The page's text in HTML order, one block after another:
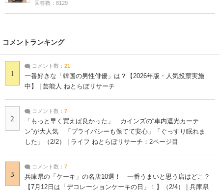
回答数：8129
コメントランキング
1
コメント数： 21
一番好きな「韓国の男性俳優」は？【2026年版・人気投票実施
中】 | 芸能人 ねとらぼリサーチ
2
コメント数： 7
「もっと早く買えば良かった」 カインズの“車内遮光カーテ
ン”が大人気 「プライバシーも保てて安心」「ぐっすり眠れま
した」（2/2） | ライフ ねとらぼリサーチ：2ページ目
3
コメント数： 7
兵庫県の「ケーキ」の名店10選！ 一番うまいと思う店はどこ？
【7月12日は「デコレーションケーキの日」！】（2/4） | 兵庫県